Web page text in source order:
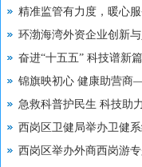
环渤海湾外资企业创新
急救科普护民生 科技助
西岗区举办外商西岗游